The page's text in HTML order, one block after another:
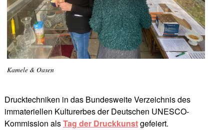
Kamele & Oasen
Drucktechniken in das Bundesweite Verzeichnis des
immateriellen Kulturerbes der Deutschen UNESCO-
Kommission alsTag der Druckkunstgefeiert.